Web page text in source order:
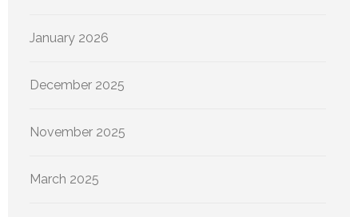
January 2026
December 2025
November 2025
March 2025